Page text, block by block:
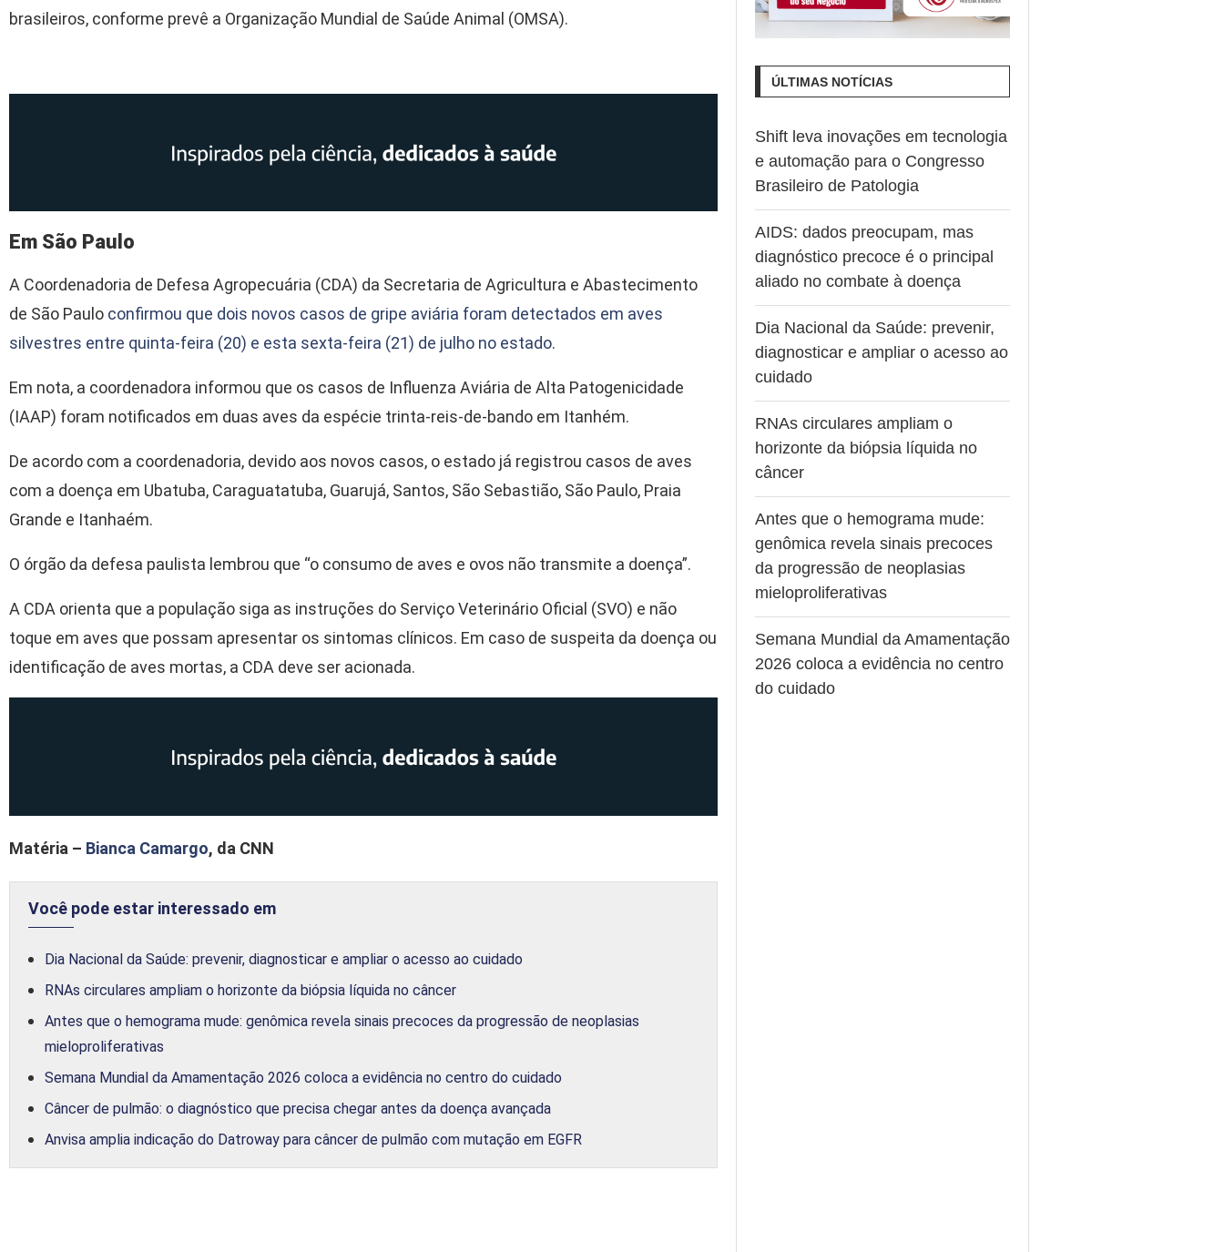
brasileiros, conforme prevê a Organização Mundial de Saúde Animal (OMSA).
Em São Paulo
A Coordenadoria de Defesa Agropecuária (CDA) da Secretaria de Agricultura e Abastecimento
de São Paulo confirmou que dois novos casos de gripe aviária foram detectados em aves
silvestres entre quinta-feira (20) e esta sexta-feira (21) de julho no estado.
Em nota, a coordenadora informou que os casos de Influenza Aviária de Alta Patogenicidade
(IAAP) foram notificados em duas aves da espécie trinta-reis-de-bando em Itanhém.
De acordo com a coordenadoria, devido aos novos casos, o estado já registrou casos de aves
com a doença em Ubatuba, Caraguatatuba, Guarujá, Santos, São Sebastião, São Paulo, Praia
Grande e Itanhaém.
O órgão da defesa paulista lembrou que “o consumo de aves e ovos não transmite a doença”.
A CDA orienta que a população siga as instruções do Serviço Veterinário Oficial (SVO) e não
toque em aves que possam apresentar os sintomas clínicos. Em caso de suspeita da doença ou
identificação de aves mortas, a CDA deve ser acionada.
Matéria – Bianca Camargo, da CNN
Você pode estar interessado em
Dia Nacional da Saúde: prevenir, diagnosticar e ampliar o acesso ao cuidado
RNAs circulares ampliam o horizonte da biópsia líquida no câncer
Antes que o hemograma mude: genômica revela sinais precoces da progressão de neoplasias
mieloproliferativas
Semana Mundial da Amamentação 2026 coloca a evidência no centro do cuidado
Câncer de pulmão: o diagnóstico que precisa chegar antes da doença avançada
Anvisa amplia indicação do Datroway para câncer de pulmão com mutação em EGFR
ÚLTIMAS NOTÍCIAS
Shift leva inovações em tecnologia
e automação para o Congresso
Brasileiro de Patologia
AIDS: dados preocupam, mas
diagnóstico precoce é o principal
aliado no combate à doença
Dia Nacional da Saúde: prevenir,
diagnosticar e ampliar o acesso ao
cuidado
RNAs circulares ampliam o
horizonte da biópsia líquida no
câncer
Antes que o hemograma mude:
genômica revela sinais precoces
da progressão de neoplasias
mieloproliferativas
Semana Mundial da Amamentação
2026 coloca a evidência no centro
do cuidado